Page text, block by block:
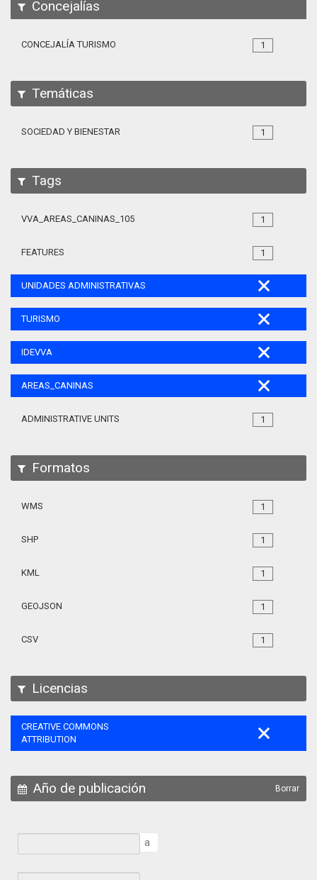
Concejalías
1
CONCEJALÍA TURISMO
Temáticas
1
SOCIEDAD Y BIENESTAR
Tags
1
VVA_AREAS_CANINAS_105
1
FEATURES
UNIDADES ADMINISTRATIVAS
TURISMO
IDEVVA
AREAS_CANINAS
1
ADMINISTRATIVE UNITS
Formatos
1
WMS
1
SHP
1
KML
1
GEOJSON
1
CSV
Licencias
CREATIVE COMMONS
ATTRIBUTION
Año de publicación Borrar
a